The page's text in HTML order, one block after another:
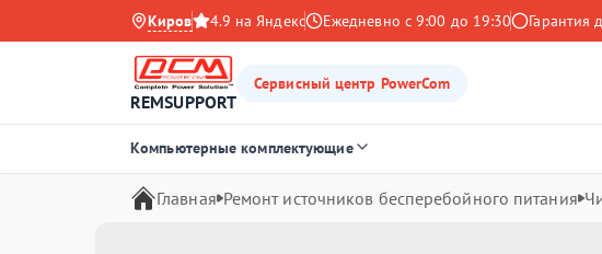
Киров 4.9 на Яндекс Ежедневно с 9:00 до 19:30 Гарантия
REMSUPPORT
Сервисный центр PowerCom
Компьютерные комплектующие
Главная Ремонт источников бесперебойного питания